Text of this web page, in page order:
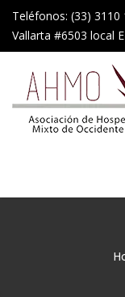
Teléfonos: (33)
Vallarta #6503 local